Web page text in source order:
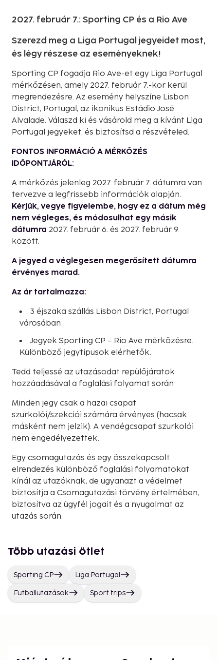
2027. február 7.: Sporting CP és a Rio Ave
Szerezd meg a Liga Portugal jegyeidet most,
és légy részese az eseményeknek!
Sporting CP fogadja Rio Ave-et egy Liga Portugal
mérkőzésen, amely 2027. február 7.-kor kerül
megrendezésre. Az esemény helyszíne Lisbon
District, Portugal, az ikonikus Estádio José
Alvalade. Válaszd ki és vásárold meg a kívánt Liga
Portugal jegyeket, és biztosítsd a részvételed.
FONTOS INFORMÁCIÓ A MÉRKŐZÉS
IDŐPONTJÁRÓL:
A mérkőzés jelenleg 2027. február 7. dátumra van
tervezve a legfrissebb információk alapján.
Kérjük, vegye figyelembe, hogy ez a dátum még
nem végleges, és módosulhat egy másik
dátumra 2027. február 6. és 2027. február 9.
között.
A jegyed a véglegesen megerősített dátumra
érvényes marad.
Az ár tartalmazza:
3 éjszaka szállás Lisbon District, Portugal
városában
Jegyek Sporting CP – Rio Ave mérkőzésre.
Különböző jegytípusok elérhetők.
Tedd teljessé az utazásodat repülőjáratok
hozzáadásával a foglalási folyamat során
Minden jegy csak a hazai csapat
szurkolói/szekciói számára érvényes (hacsak
másként nem jelzik). A vendégcsapat szurkolói
nem engedélyezettek.
Egy csomagutazás és egy összekapcsolt
elrendezés különböző foglalási folyamatokat
kínál az utazóknak, de ugyanazt a védelmet
biztosítja a Csomagutazási törvény értelmében,
biztosítva az ügyfél jogait és a nyugalmat az
utazás során.
Több utazási ötlet
Sporting CP Liga Portugal
Futballutazások Sport trips